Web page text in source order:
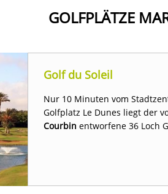
GOLFPLÄTZE
Golf du Soleil
Nur 10 Minuten vom
Golfplatz Le Dunes liegt der
Courbin entworfene 36 Loch